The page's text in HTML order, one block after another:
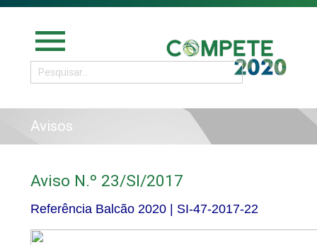
menu
Avisos
Aviso N.º 23/SI/2017
Referência Balcão 2020 | SI-47-2017-22